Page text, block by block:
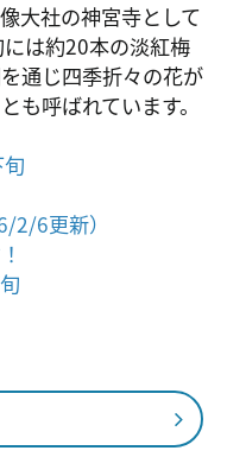
大社の神宮寺として
は約20本の淡紅梅
通じ四季折々の花が
も呼ばれています。
2/6更新）